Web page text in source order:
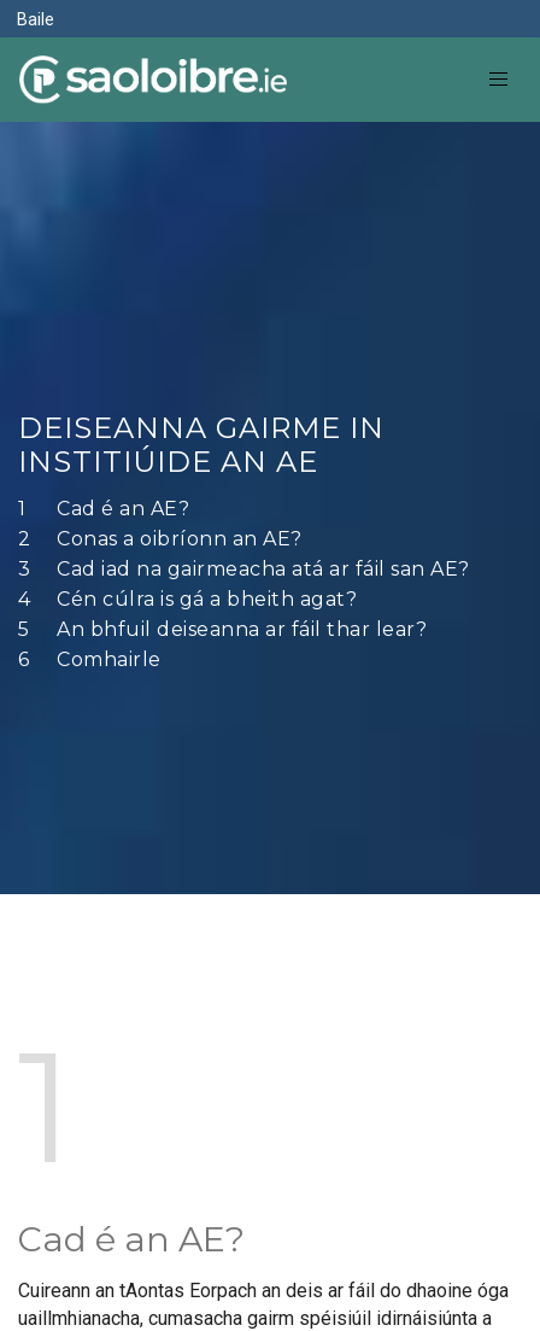
Baile
DEISEANNA GAIRME IN
INSTITIÚIDE AN AE
Cad é an AE?
Conas a oibríonn an AE?
Cad iad na gairmeacha atá ar fáil san AE?
Cén cúlra is gá a bheith agat?
An bhfuil deiseanna ar fáil thar lear?
Comhairle
1
Cad é an AE?
Cuireann an tAontas Eorpach an deis ar fáil do dhaoine óga
uaillmhianacha, cumasacha gairm spéisiúil idirnáisiúnta a